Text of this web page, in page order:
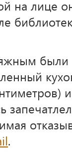
на лице
.